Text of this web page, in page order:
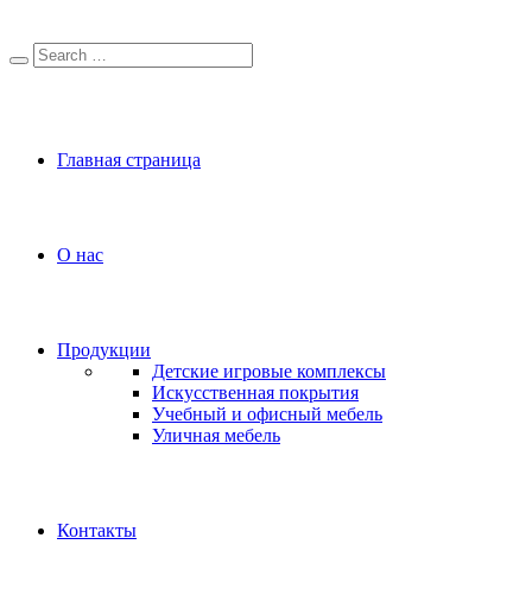
Главная страница
О нас
Продукции
Детские игровые комплексы
Искусственная покрытия
Учебный и офисный мебель
Уличная мебель
Контакты